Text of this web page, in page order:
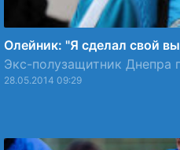
Олейник: "Я сделал свой
Экс-полузащитник Днепра
28.05.2014 09:29